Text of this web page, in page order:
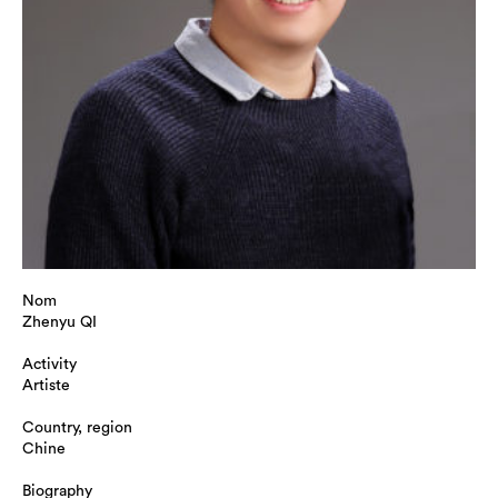
Nom
Zhenyu QI
Activity
Artiste
Country, region
Chine
Biography